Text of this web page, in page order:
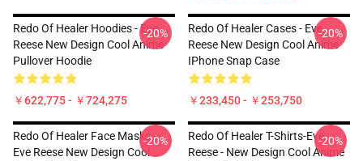
Redo Of Healer Hoodies - Eve
Reese New Design Cool Anime
Pullover Hoodie
￥622,775 - ￥724,275
-20%
Redo Of Healer Cases - Eve
Reese New Design Cool Anime
IPhone Snap Case
￥233,450 - ￥253,750
-20%
Redo Of Healer Face Masks -
Eve Reese New Design Cool
-20%
Redo Of Healer T-Shirts-Eve
Reese - New Design Cool Anime
-20%